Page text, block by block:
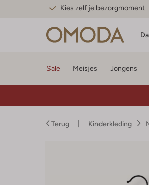
Kies zelf je bezorgmoment
Sale Meisjes Jongens
Terug Kinderkleding